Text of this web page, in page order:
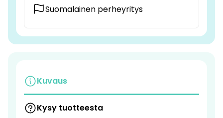
Suomalainen perheyritys
Kuvaus
Kysy tuotteesta